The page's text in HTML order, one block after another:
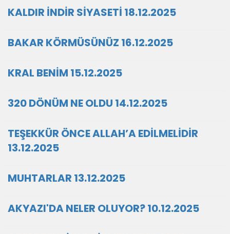
KALDIR İNDİR SİYASETİ 18.12.2025
BAKAR KÖRMÜSÜNÜZ 16.12.2025
KRAL BENİM 15.12.2025
320 DÖNÜM NE OLDU 14.12.2025
TEŞEKKÜR ÖNCE ALLAH’A EDİLMELİDİR
13.12.2025
MUHTARLAR 13.12.2025
AKYAZI'DA NELER OLUYOR? 10.12.2025